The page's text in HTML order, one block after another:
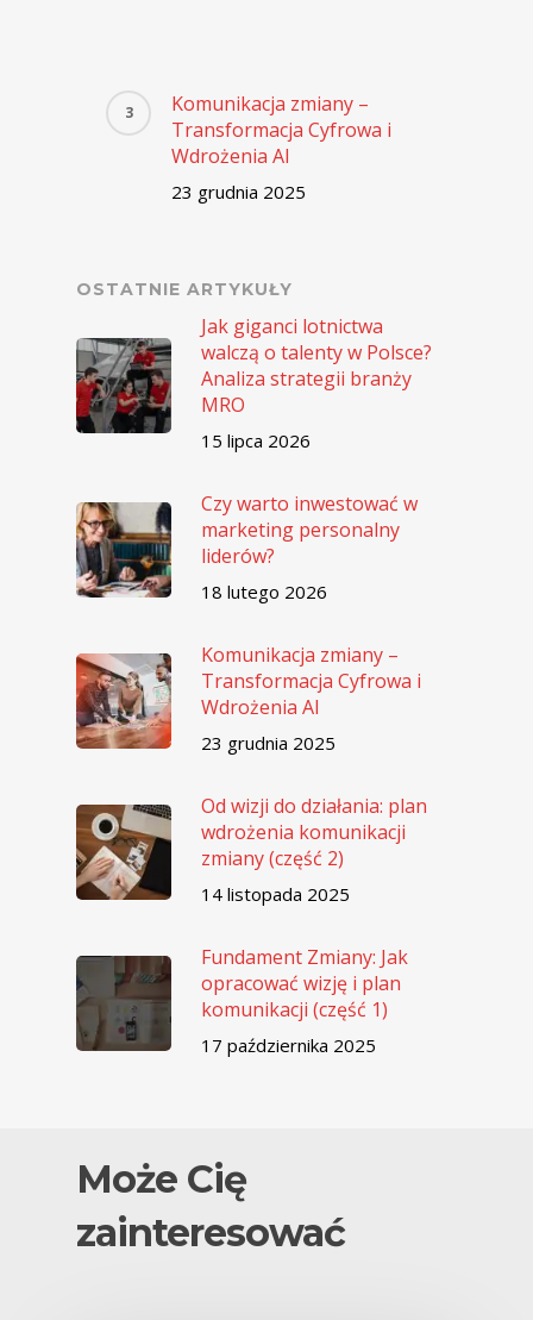
Komunikacja zmiany –
Transformacja Cyfrowa i
Wdrożenia AI
23 grudnia 2025
OSTATNIE ARTYKUŁY
Jak giganci lotnictwa
walczą o talenty w Polsce?
Analiza strategii branży
MRO
15 lipca 2026
Czy warto inwestować w
marketing personalny
liderów?
18 lutego 2026
Komunikacja zmiany –
Transformacja Cyfrowa i
Wdrożenia AI
23 grudnia 2025
Od wizji do działania: plan
wdrożenia komunikacji
zmiany (część 2)
14 listopada 2025
Fundament Zmiany: Jak
opracować wizję i plan
komunikacji (część 1)
17 października 2025